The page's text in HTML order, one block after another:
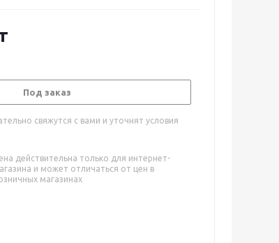
Под заказ
свяжутся с вами и уточнят условия
действительна только для интернет-
и может отличаться от цен в
магазинах